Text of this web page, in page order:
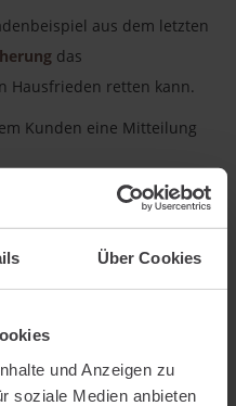
Über Cookies
und Anzeigen zu
soziale Medien anbieten
aus dem letzten
das
Hausfrieden retten kann.
Kunden eine Mitteilung
Team bei visora.